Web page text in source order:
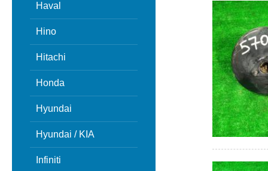
Haval
Hino
Hitachi
Honda
Hyundai
Hyundai / KIA
Infiniti